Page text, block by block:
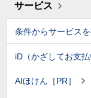
サービス
条件からサービス
iD（かざしてお支払
AIほけん［PR］